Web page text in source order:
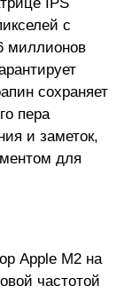
с
миллионов
сохраняет
пера
и заметок,
для
Apple M2 на
частотой